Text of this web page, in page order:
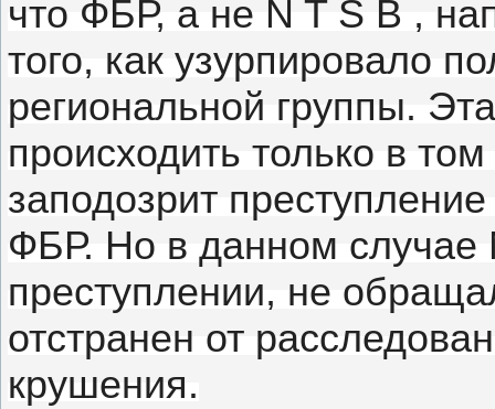
что ФБР, а не N T S B ,
того, как узурпировало
региональной группы.
происходить только в
заподозрит
ФБР. Но в данном случае
преступлении, не
отстранен от
крушения.